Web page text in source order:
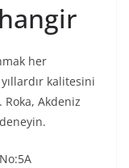
her
kalitesini
Roka, Akdeniz